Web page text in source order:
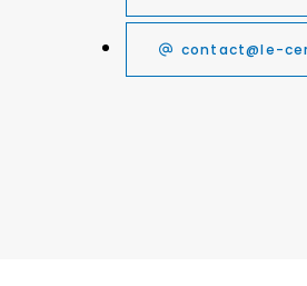
contact@le-